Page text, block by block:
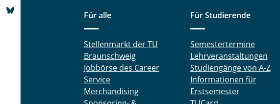
Für alle
Stellenmarkt der TU
Braunschweig
Jobbörse des Career
Service
Merchandising
Für Studierende
Semestertermine
Lehrveranstaltungen
Studiengänge von A-Z
Informationen für
Erstsemester